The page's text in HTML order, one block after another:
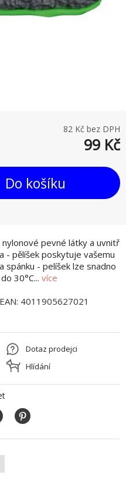
pevné látky a uvnitř
- pělíšek poskytuje vašemu
spánku - pelíšek lze snadno
30°C... více
82 Kč bez DPH
99 Kč
Do košíku
EAN: 4011905627021
Dotaz prodejci
Hlídání